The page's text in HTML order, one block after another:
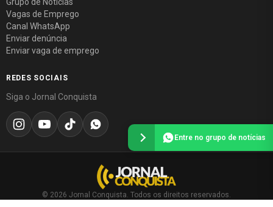
Vagas de Emprego
Canal WhatsApp
Enviar denúncia
Enviar vaga de emprego
REDES SOCIAIS
Siga o Jornal Conquista
© 2026 Jornal Conquista. Todos os direitos reservados.
Entre no grupo de notícias